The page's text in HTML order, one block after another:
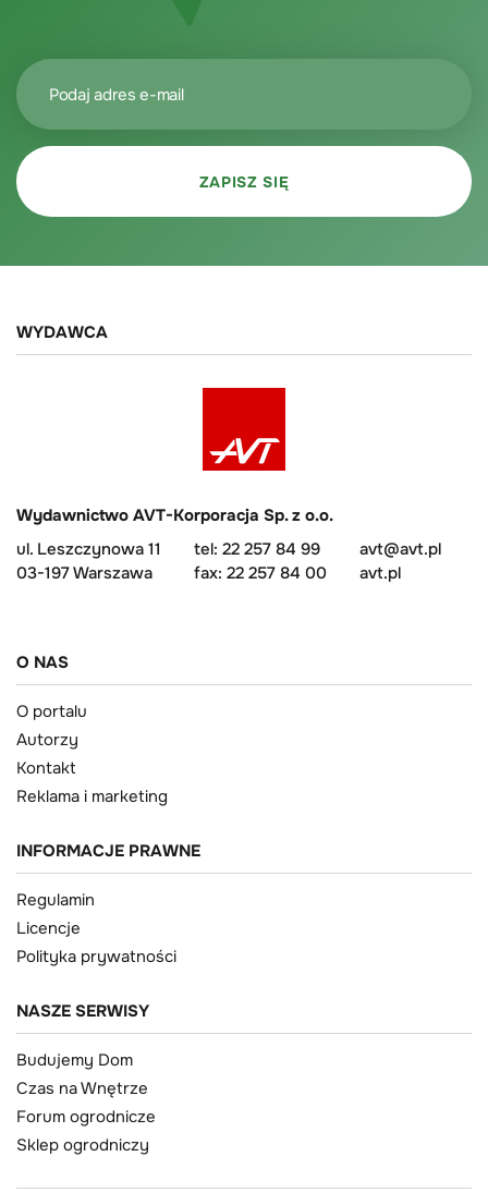
WYDAWCA
Wydawnictwo AVT-Korporacja Sp. z o.o.
ul. Leszczynowa 11
03-197 Warszawa
tel: 22 257 84 99
fax: 22 257 84 00
avt@avt.pl
avt.pl
O NAS
O portalu
Autorzy
Kontakt
Reklama i marketing
INFORMACJE PRAWNE
Regulamin
Licencje
Polityka prywatności
NASZE SERWISY
Budujemy Dom
Czas na Wnętrze
Forum ogrodnicze
Sklep ogrodniczy